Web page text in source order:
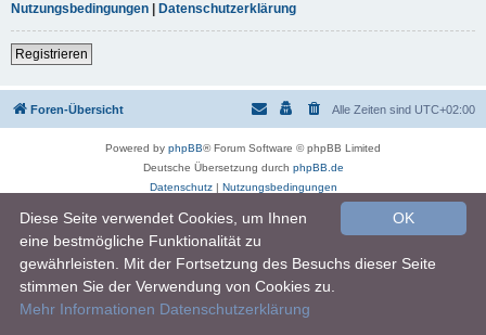
Nutzungsbedingungen | Datenschutzerklärung
Registrieren
Foren-Übersicht Alle Zeiten sind UTC+02:00
Powered by phpBB® Forum Software © phpBB Limited
Deutsche Übersetzung durch phpBB.de
Datenschutz| Nutzungsbedingungen
OK
Diese Seite verwendet Cookies, um Ihnen
eine bestmögliche Funktionalität zu
gewährleisten. Mit der Fortsetzung des Besuchs dieser Seite
stimmen Sie der Verwendung von Cookies zu.
Mehr Informationen Datenschutzerklärung